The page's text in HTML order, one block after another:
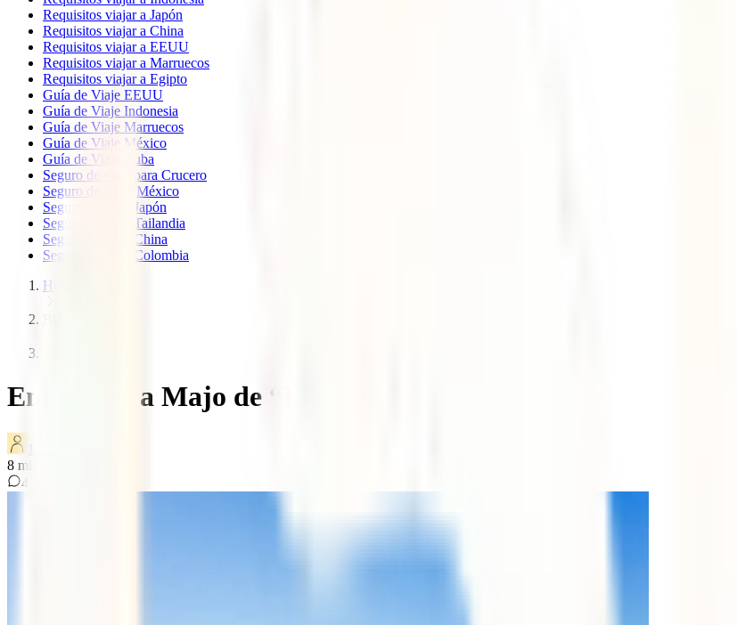
Requisitos viajar a Japón
Requisitos viajar a China
Requisitos viajar a EEUU
Requisitos viajar a Marruecos
Requisitos viajar a Egipto
Guía de Viaje EEUU
Guía de Viaje Indonesia
Guía de Viaje Marruecos
Guía de Viaje México
Guía de Viaje Cuba
Seguro de viaje para Crucero
Seguro de Viaje México
Seguro de viaje Japón
Seguro de viaje Tailandia
Seguro de viaje China
Seguro de viaje Colombia
Home
Entrevista a Majo de “El viaje de tu vida”
8 minutos de lectura
4